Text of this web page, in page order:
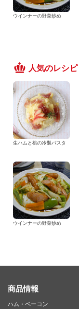
ウインナーの野菜炒め
人気のレシピ
生ハムと桃の冷製パスタ
ウインナーの野菜炒め
商品情報
ハム・ベーコン